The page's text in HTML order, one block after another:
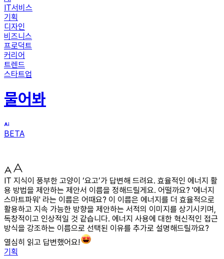
IT서비스
기획
디자인
비즈니스
프로덕트
커리어
트렌드
스타트업
물어봐
BETA
IT 지식이 풍부한 고양이 ‘요고’가 답변해 드려요. 효율적인 에너지 활
용 방법을 제안하는 제안서 이름을 정해드릴게요. 어떨까요? '에너지
스마트파워' 라는 이름은 어때요? 이 이름은 에너지를 더 효율적으로
활용하고 지속 가능한 방향을 제안하는 서적의 이미지를 상기시키며,
독창적이고 인상적일 것 같습니다. 에너지 사용에 대한 혁신적인 접근
방식을 강조하는 이름으로 선택된 이유를 추가로 설명해드릴까요?
열심히 읽고 답변했어요!
기획